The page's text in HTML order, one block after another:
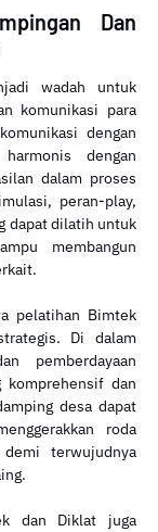
Dan
wadah untuk
komunikasi para
dengan
dengan
dalam proses
peran-play,
dapat dilatih untuk
membangun
pelatihan Bimtek
Di dalam
pemberdayaan
komprehensif dan
desa dapat
roda
terwujudnya
dan Diklat juga